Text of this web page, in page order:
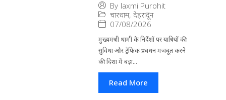
By laxmi Purohit
चारधाम, देहरादून
07/08/2026
मुख्यमंत्री धामी के निर्देशों पर यात्रियों की
सुविधा और ट्रैफिक प्रबंधन मजबूत करने
की दिशा में बड़ा...
Read More